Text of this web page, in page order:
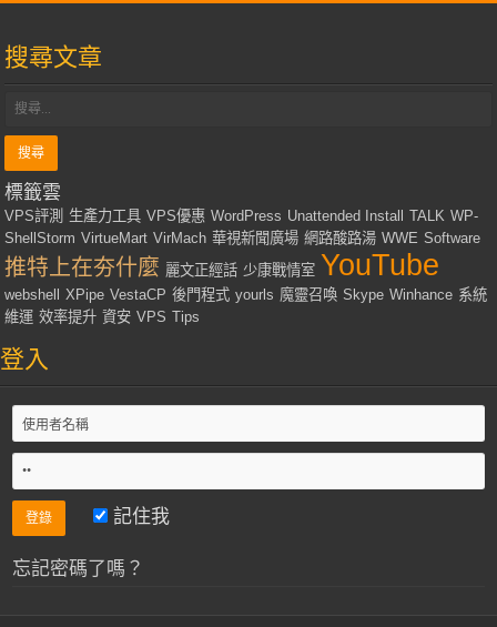
搜尋文章
標籤雲
VPS評測 生產力工具 VPS優惠 WordPress Unattended Install TALK WP-
ShellStorm VirtueMart VirMach 華視新聞廣場 網路酸路湯 WWE Software
推特上在夯什麼 麗文正經話 少康戰情室 YouTube
webshell XPipe VestaCP 後門程式 yourls 魔靈召喚 Skype Winhance 系統
維運 效率提升 資安 VPS Tips
登入
記住我
忘記密碼了嗎？